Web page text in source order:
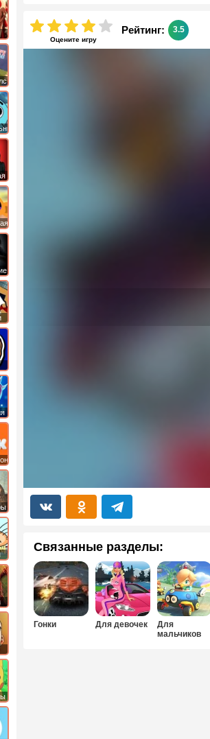
Оцените игру
Рейтинг: 3.5
Связанные разделы:
Гонки Для девочек
Для
мальчиков